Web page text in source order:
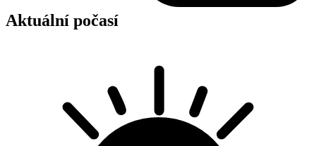
Aktuální počasí